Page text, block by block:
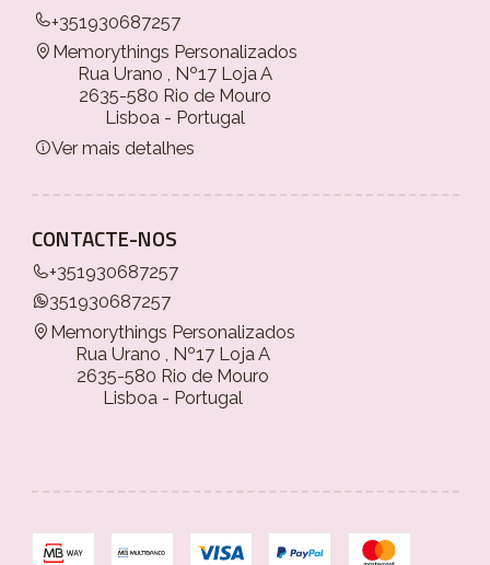
+351930687257
Memorythings Personalizados
Rua Urano , Nº17 Loja A
2635-580 Rio de Mouro
Lisboa - Portugal
Ver mais detalhes
CONTACTE-NOS
+351930687257
351930687257
Memorythings Personalizados
Rua Urano , Nº17 Loja A
2635-580 Rio de Mouro
Lisboa - Portugal